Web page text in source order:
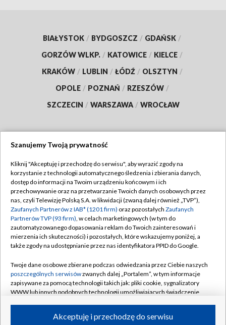
BIAŁYSTOK / BYDGOSZCZ / GDAŃSK /
GORZÓW WLKP. / KATOWICE / KIELCE /
KRAKÓW / LUBLIN / ŁÓDŹ / OLSZTYN /
OPOLE / POZNAŃ / RZESZÓW /
SZCZECIN / WARSZAWA / WROCŁAW
TVP
Abonament TVP
Emisja w TVP
Centrum informacji TVP
Naziemna Telewizja Cyfrowa
Rada Programowa
System NOS
Informacje o nadawcy
Program dla prasy
Regulamin TVP
Polityka prywatności
Moje zgody
Pomoc
Kontakt
Kanały
Szanujemy Twoją prywatność
Kliknij "Akceptuję i przechodzę do serwisu", aby wyrazić zgody na
korzystanie z technologii automatycznego śledzenia i zbierania danych,
dostęp do informacji na Twoim urządzeniu końcowym i ich
przechowywanie oraz na przetwarzanie Twoich danych osobowych przez
nas, czyli Telewizję Polską S.A. w likwidacji (zwaną dalej również „TVP”),
Zaufanych Partnerów z IAB* (1201 firm) oraz pozostałych Zaufanych
Partnerów TVP (93 firm), w celach marketingowych (w tym do
zautomatyzowanego dopasowania reklam do Twoich zainteresowań i
mierzenia ich skuteczności) i pozostałych, które wskazujemy poniżej, a
także zgody na udostępnianie przez nas identyfikatora PPID do Google.
Twoje dane osobowe zbierane podczas odwiedzania przez Ciebie naszych
poszczególnych serwisówzwanych dalej „Portalem”, w tym informacje
zapisywane za pomocą technologii takich jak: pliki cookie, sygnalizatory
WWW lub innych podobnych technologii umożliwiających świadczenie
ruchu w Internecie.Akceptuję i przechodzę do serwisu